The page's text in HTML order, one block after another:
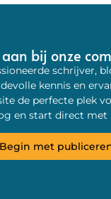
bij onze
schrijver,
kennis en
de perfecte plek
en start direct met
Begin met